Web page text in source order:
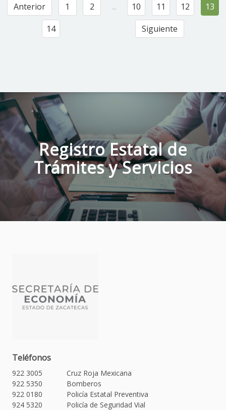
Anterior 1 2 ... 10 11 12
13
14
Siguiente
Registro Estatal de
Trámites y Servicios
Teléfonos
922 3005
Cruz Roja Mexicana
922 5350
Bomberos
922 0180
Policía Estatal Preventiva
924 5320
Policía de Seguridad Vial